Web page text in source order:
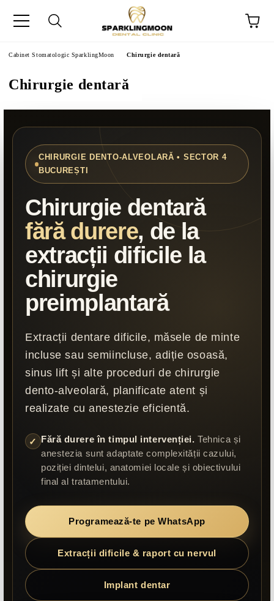
despre
Dental
Cabinet Stomatologic SparklingMoon Chirurgie dentară
Chirurgie dentară
CHIRURGIE DENTO-ALVEOLARĂ • SECTOR 4
BUCUREȘTI
Chirurgie dentară
fără durere, de la
extracții dificile la
chirurgie
preimplantară
Extracții dentare dificile, măsele de minte
incluse sau semiincluse, adiție osoasă,
sinus lift și alte proceduri de chirurgie
dento-alveolară, planificate atent și
realizate cu anestezie eficientă.
✓ Fără durere în timpul intervenției. Tehnica și
anestezia sunt adaptate complexității cazului,
poziției dintelui, anatomiei locale și obiectivului
final al tratamentului.
Programează-te pe WhatsApp
Extracții dificile & raport cu nervul
Implant dentar